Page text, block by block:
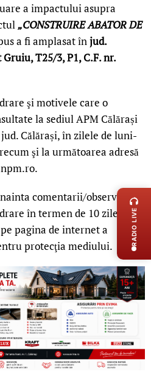
a impactului asupra
„CONSTRUIRE ABATOR DE
a fi amplasat înjud.
T25/3, P1, C.F. nr.
şi motivele care o
la sediul APM Călărași
Călărași, în zilele de luni-
şi la următoarea adresă
comentarii/observaţii la
în termen de 10 zile de la
pagina de internet a
protecţia mediului.
RADIO LIVE